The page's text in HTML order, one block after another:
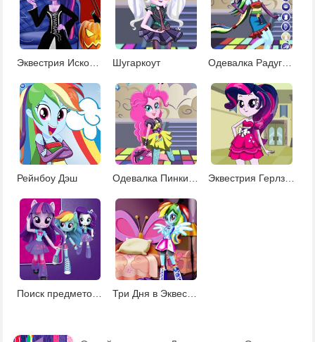
Эквестрия Искорка Шугаркоут Одевалка Радуги Дэш
Рейнбоу Дэш Одевалка Пинки Пай Эквестрия Герлз Одевалки
Поиск предметов с девочками Эквестрии Три Дня в Эквестрии